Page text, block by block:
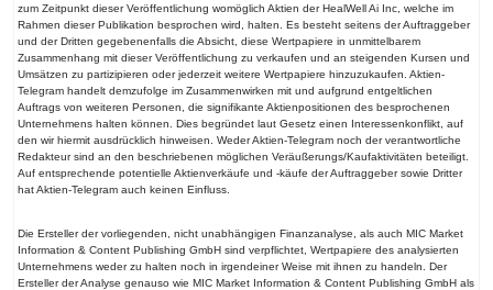
zum Zeitpunkt dieser Veröffentlichung womöglich Aktien der HealWell Ai Inc, welche im
Rahmen dieser Publikation besprochen wird, halten. Es besteht seitens der Auftraggeber
und der Dritten gegebenenfalls die Absicht, diese Wertpapiere in unmittelbarem
Zusammenhang mit dieser Veröffentlichung zu verkaufen und an steigenden Kursen und
Umsätzen zu partizipieren oder jederzeit weitere Wertpapiere hinzuzukaufen. Aktien-
Telegram handelt demzufolge im Zusammenwirken mit und aufgrund entgeltlichen
Auftrags von weiteren Personen, die signifikante Aktienpositionen des besprochenen
Unternehmens halten können. Dies begründet laut Gesetz einen Interessenkonflikt, auf
den wir hiermit ausdrücklich hinweisen. Weder Aktien-Telegram noch der verantwortliche
Redakteur sind an den beschriebenen möglichen Veräußerungs/Kaufaktivitäten beteiligt.
Auf entsprechende potentielle Aktienverkäufe und -käufe der Auftraggeber sowie Dritter
hat Aktien-Telegram auch keinen Einfluss.
Die Ersteller der vorliegenden, nicht unabhängigen Finanzanalyse, als auch MIC Market
Information & Content Publishing GmbH sind verpflichtet, Wertpapiere des analysierten
Unternehmens weder zu halten noch in irgendeiner Weise mit ihnen zu handeln. Der
Ersteller der Analyse genauso wie MIC Market Information & Content Publishing GmbH als